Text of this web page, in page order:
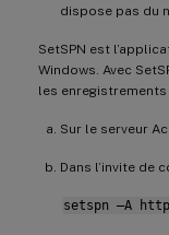
dispose pas du
SetSPN est
Windows. Avec
les enregistrements
Sur le serveur
Dans l’invite de
setspn –A